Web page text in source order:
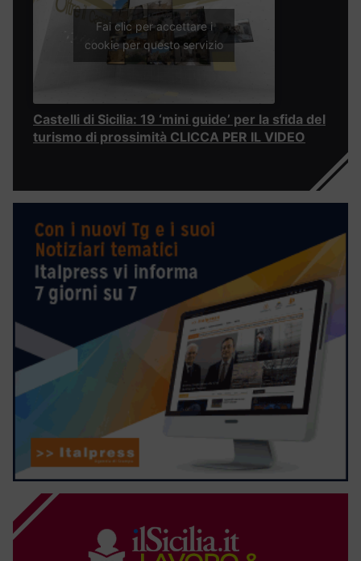
Fai clic per accettare i
cookie per questo servizio
Castelli di Sicilia: 19 ‘mini guide’ per la sfida del
turismo di prossimità CLICCA PER IL VIDEO